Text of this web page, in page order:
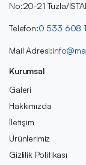
No:20-21 Tuzla/
Telefon:0 533 608
Mail Adresi:
Kurumsal
Galeri
Hakkımızda
İletişim
Ürünlerimiz
Gizlilik Politikası